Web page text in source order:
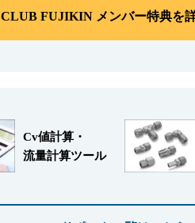
CLUB FUJIKIN メンバー特典を
Cv値計算・
流量計算ツール